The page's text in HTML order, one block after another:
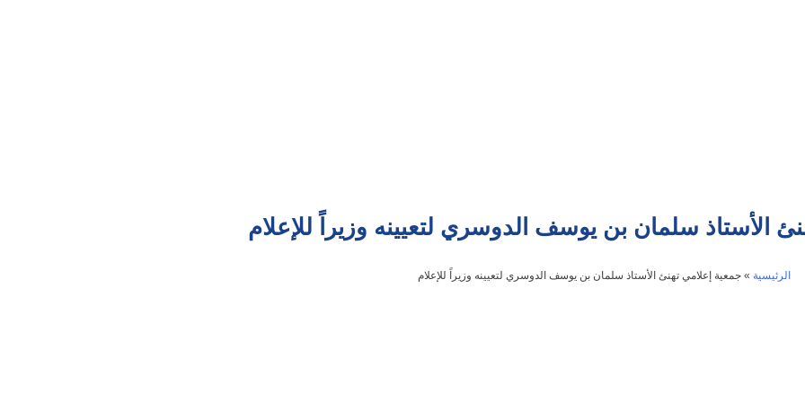
الأستاذ سلمان بن يوسف الدوسري لتعيينه وزيراً للإعلام
الرئيسية »جمعية إعلامي تهنئ الأستاذ سلمان بن يوسف الدوسري لتعيينه وزيراً للإعلام